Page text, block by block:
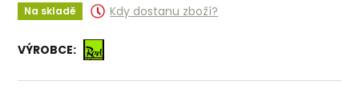
Na skladě Kdy dostanu zboží?
VÝROBCE: